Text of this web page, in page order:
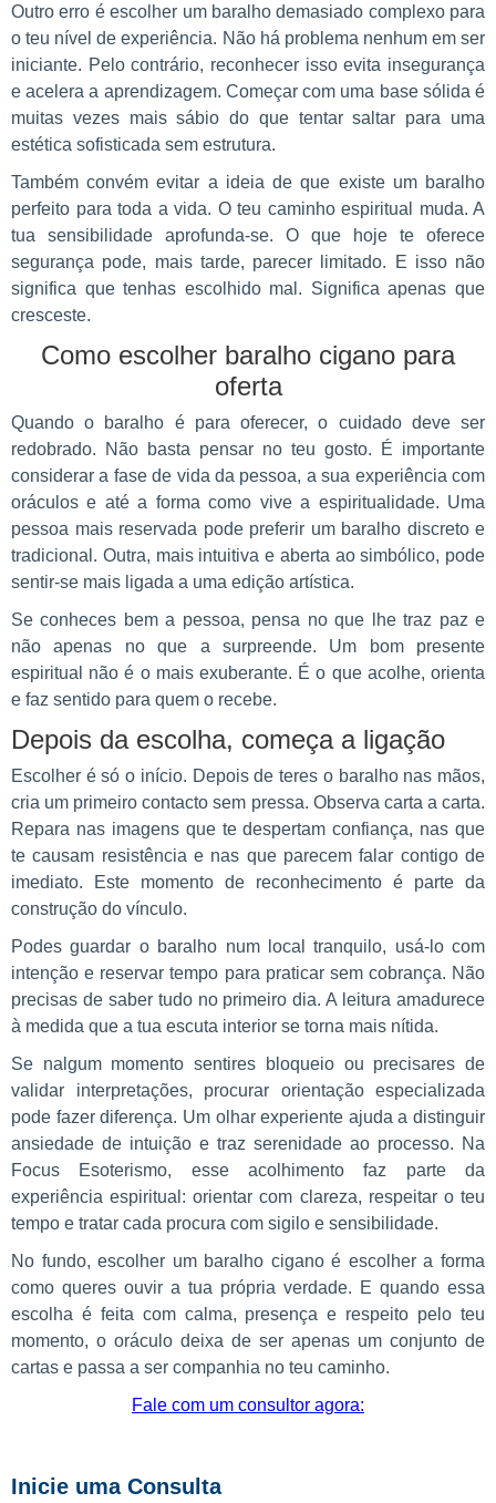
Outro erro é escolher um baralho demasiado complexo para
o teu nível de experiência. Não há problema nenhum em ser
iniciante. Pelo contrário, reconhecer isso evita insegurança
e acelera a aprendizagem. Começar com uma base sólida é
muitas vezes mais sábio do que tentar saltar para uma
estética sofisticada sem estrutura.
Também convém evitar a ideia de que existe um baralho
perfeito para toda a vida. O teu caminho espiritual muda. A
tua sensibilidade aprofunda-se. O que hoje te oferece
segurança pode, mais tarde, parecer limitado. E isso não
significa que tenhas escolhido mal. Significa apenas que
cresceste.
Como escolher baralho cigano para
oferta
Quando o baralho é para oferecer, o cuidado deve ser
redobrado. Não basta pensar no teu gosto. É importante
considerar a fase de vida da pessoa, a sua experiência com
oráculos e até a forma como vive a espiritualidade. Uma
pessoa mais reservada pode preferir um baralho discreto e
tradicional. Outra, mais intuitiva e aberta ao simbólico, pode
sentir-se mais ligada a uma edição artística.
Se conheces bem a pessoa, pensa no que lhe traz paz e
não apenas no que a surpreende. Um bom presente
espiritual não é o mais exuberante. É o que acolhe, orienta
e faz sentido para quem o recebe.
Depois da escolha, começa a ligação
Escolher é só o início. Depois de teres o baralho nas mãos,
cria um primeiro contacto sem pressa. Observa carta a carta.
Repara nas imagens que te despertam confiança, nas que
te causam resistência e nas que parecem falar contigo de
imediato. Este momento de reconhecimento é parte da
construção do vínculo.
Podes guardar o baralho num local tranquilo, usá-lo com
intenção e reservar tempo para praticar sem cobrança. Não
precisas de saber tudo no primeiro dia. A leitura amadurece
à medida que a tua escuta interior se torna mais nítida.
Se nalgum momento sentires bloqueio ou precisares de
validar interpretações, procurar orientação especializada
pode fazer diferença. Um olhar experiente ajuda a distinguir
ansiedade de intuição e traz serenidade ao processo. Na
Focus Esoterismo, esse acolhimento faz parte da
experiência espiritual: orientar com clareza, respeitar o teu
tempo e tratar cada procura com sigilo e sensibilidade.
No fundo, escolher um baralho cigano é escolher a forma
como queres ouvir a tua própria verdade. E quando essa
escolha é feita com calma, presença e respeito pelo teu
momento, o oráculo deixa de ser apenas um conjunto de
cartas e passa a ser companhia no teu caminho.
Fale com um consultor agora:
Inicie uma Consulta